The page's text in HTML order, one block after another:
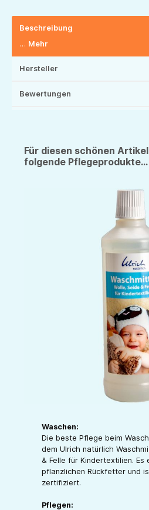
Beschreibung
… Mehr
Hersteller
Bewertungen
Für diesen schönen
folgende Pflegeprodukte...
Waschen:
Die beste Pflege beim
dem Ulrich natürlich
& Felle für Kindertextilien. Es
pflanzlichen Rückfetter und
zertifiziert.
Pflegen: